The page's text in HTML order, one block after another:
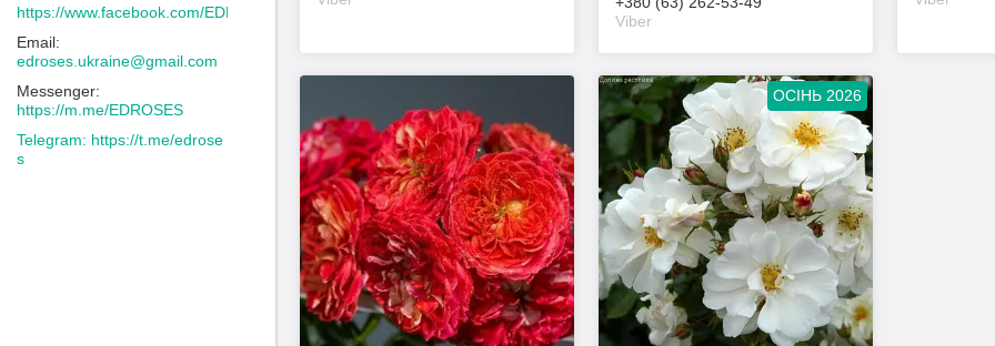
Viber
ОСІНЬ 2026
https://www.facebook.com/EDROSES/
edroses.ukraine@gmail.com
https://m.me/EDROSES
https://t.me/edrose
s